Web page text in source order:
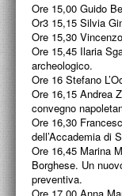
PROGETTO
Ore 15,00 Guido
Or3 15,15 Silvia
Ore 15,30
Ore 15,45 Ilaria
archeologico.
Ore 16 Stefano
Ore 16,15 Andrea
convegno
Ore 16,30
dell’Accademia di
Ore 16,45 Marina
Borghese. Un
preventiva.